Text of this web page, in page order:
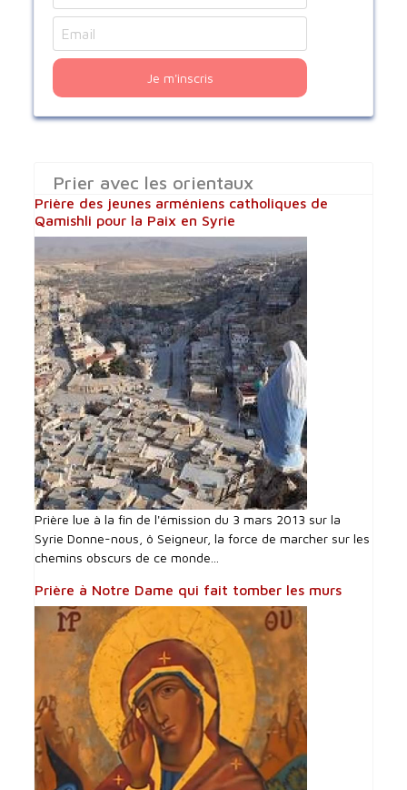
Je m'inscris
Prier avec les orientaux
Prière des jeunes arméniens catholiques de
Qamishli pour la Paix en Syrie
Prière lue à la fin de l'émission du 3 mars 2013 sur la
Syrie Donne-nous, ô Seigneur, la force de marcher sur les
chemins obscurs de ce monde...
Prière à Notre Dame qui fait tomber les murs